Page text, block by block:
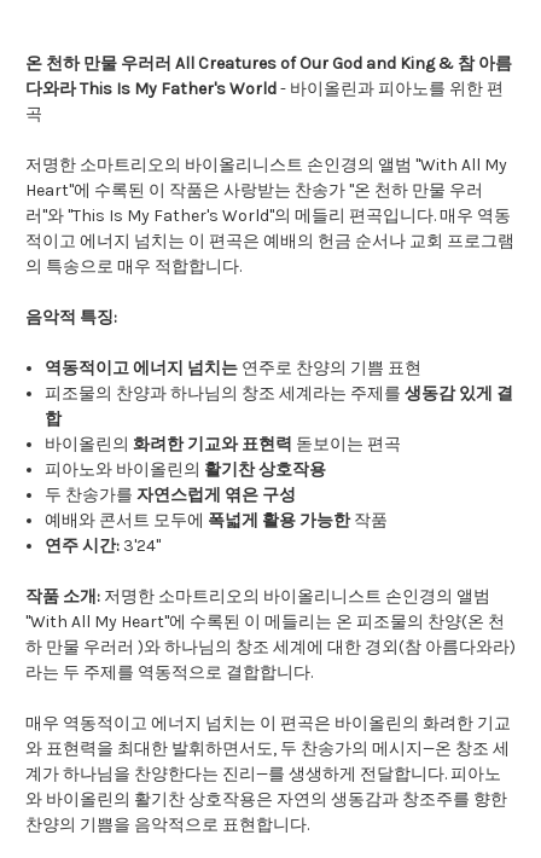
온 천하 만물 우러러 All Creatures of Our God and King & 참 아름
다와라 This Is My Father's World- 바이올린과 피아노를 위한 편
곡
저명한 소마트리오의 바이올리니스트 손인경의 앨범 "With All My
Heart"에 수록된 이 작품은 사랑받는 찬송가 "온 천하 만물 우러
러"와 "This Is My Father's World"의 메들리 편곡입니다. 매우 역동
적이고 에너지 넘치는 이 편곡은 예배의 헌금 순서나 교회 프로그램
의 특송으로 매우 적합합니다.
음악적 특징:
역동적이고 에너지 넘치는 연주로 찬양의 기쁨 표현
피조물의 찬양과 하나님의 창조 세계라는 주제를생동감 있게 결
합
바이올린의화려한 기교와 표현력 돋보이는 편곡
피아노와 바이올린의 활기찬 상호작용
두 찬송가를자연스럽게 엮은 구성
예배와 콘서트 모두에 폭넓게 활용 가능한작품
연주 시간: 3'24"
작품 소개: 저명한 소마트리오의 바이올리니스트 손인경의 앨범
"With All My Heart"에 수록된 이 메들리는 온 피조물의 찬양(온 천
하 만물 우러러 )와 하나님의 창조 세계에 대한 경외(참 아름다와라)
라는 두 주제를 역동적으로 결합합니다.
매우 역동적이고 에너지 넘치는 이 편곡은 바이올린의 화려한 기교
와 표현력을 최대한 발휘하면서도, 두 찬송가의 메시지—온 창조 세
계가 하나님을 찬양한다는 진리—를 생생하게 전달합니다. 피아노
와 바이올린의 활기찬 상호작용은 자연의 생동감과 창조주를 향한
찬양의 기쁨을 음악적으로 표현합니다.